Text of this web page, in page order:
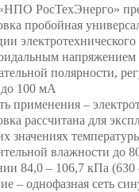
РосТехЭнерго»
пробойная
полярности,
100 мА
применения –
рассчитана для
значениях
влажности до
84,0 – 106,7 кПа (630
– однофазная сеть